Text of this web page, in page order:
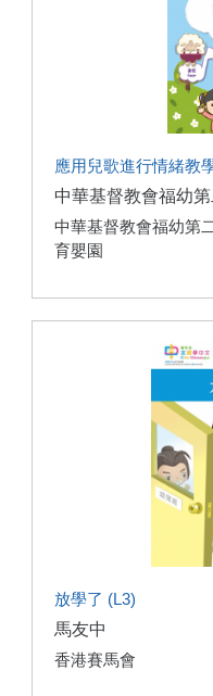
應用兒歌進行情緒
中華基督教會福幼
中華基督教會福幼第
育嬰園
放學了 (L3)
馬友中
香港賽馬會